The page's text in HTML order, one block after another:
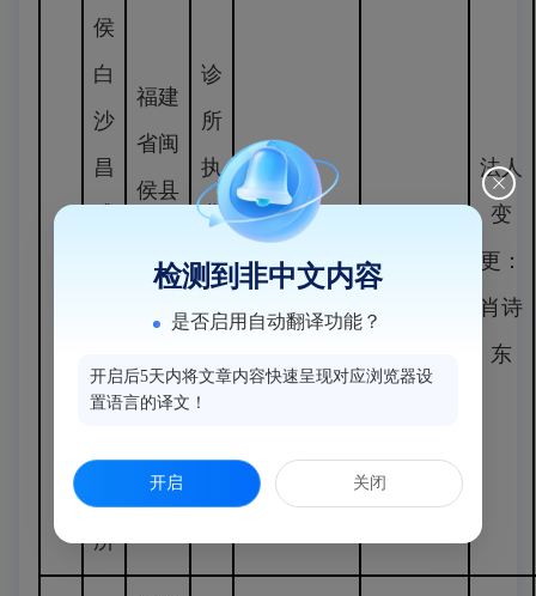
侯
白
沙
昌
结
所
福建
省闽
侯县
镇闽
兴路
15
诊
所
执
业
备
案
2025.02.17-
长期
2025.2.17
法人
变
更：
肖诗
东
检测到非中文内容
是否启用自动翻译功能？
开启后5天内将文章内容快速呈现对应浏览器设
置语言的译文！
开启 关闭